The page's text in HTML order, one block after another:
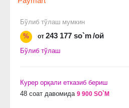
Бўлиб тўлаш мумкин
%
от 243 177 so`m/ой
Бўлиб тўлаш
Курер орқали етказиб бериш
48 соат давомида 9 900 SO`M